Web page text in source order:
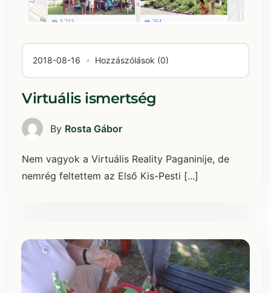
2018-08-16 Hozzászólások (0)
Virtuális ismertség
By Rosta Gábor
Nem vagyok a Virtuális Reality Paganinije, de
nemrég feltettem az Első Kis-Pesti [...]